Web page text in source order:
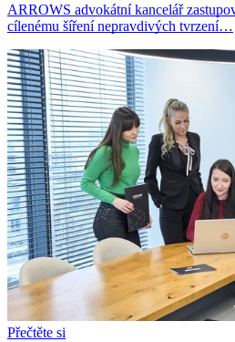
ARROWS advokátní kancelář
cílenému šíření nepravdivých tvrzení…
Přečtěte si